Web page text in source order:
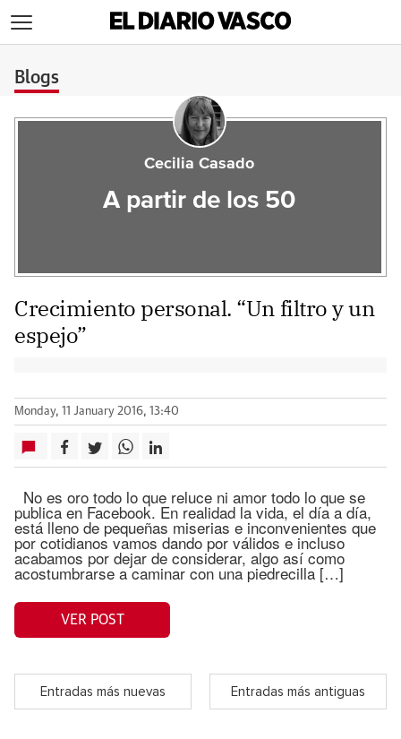
Blogs
Cecilia Casado
A partir de los 50
Crecimiento personal. “Un filtro y un
espejo”
Monday, 11 January 2016, 13:40
No es oro todo lo que reluce ni amor todo lo que se
publica en Facebook. En realidad la vida, el día a día,
está lleno de pequeñas miserias e inconvenientes que
por cotidianos vamos dando por válidos e incluso
acabamos por dejar de considerar, algo así como
acostumbrarse a caminar con una piedrecilla […]
VER POST
Entradas más nuevas Entradas más antiguas